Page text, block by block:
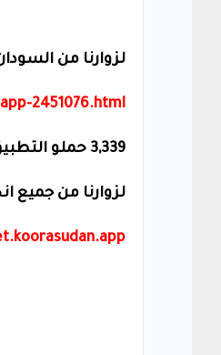
لزوارنا من
2451076.html
3,339 حملو التطبيق
لزوارنا من جميع